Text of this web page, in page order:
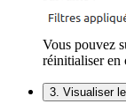
Vous pouvez
réinitialiser en
3. Visualiser